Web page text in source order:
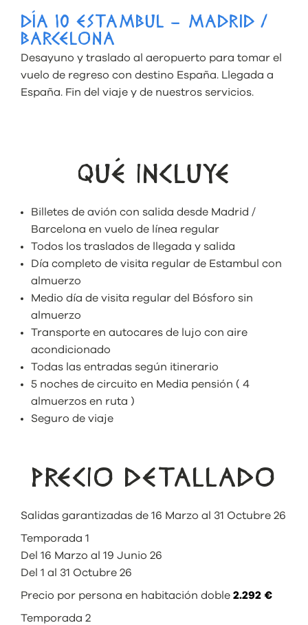
DÍA 10 ESTAMBUL – MADRID /
BARCELONA
Desayuno y traslado al aeropuerto para tomar el
vuelo de regreso con destino España. Llegada a
España. Fin del viaje y de nuestros servicios.
QUÉ INCLUYE
Billetes de avión con salida desde Madrid /
Barcelona en vuelo de línea regular
Todos los traslados de llegada y salida
Día completo de visita regular de Estambul con
almuerzo
Medio día de visita regular del Bósforo sin
almuerzo
Transporte en autocares de lujo con aire
acondicionado
Todas las entradas según itinerario
5 noches de circuito en Media pensión ( 4
almuerzos en ruta )
Seguro de viaje
PRECIO DETALLADO
Salidas garantizadas de 16 Marzo al 31 Octubre 26
Temporada 1
Del 16 Marzo al 19 Junio 26
Del 1 al 31 Octubre 26
Precio por persona en habitación doble 2.292 €
Temporada 2